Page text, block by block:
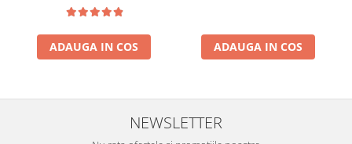
ADAUGA IN COS ADAUGA IN COS
NEWSLETTER